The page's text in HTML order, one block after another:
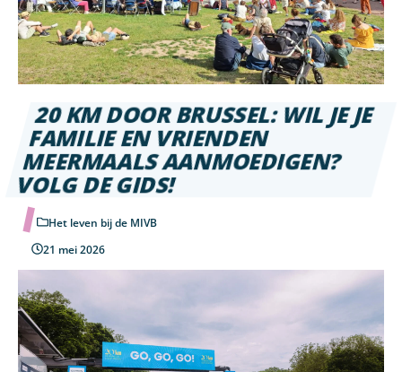
20 KM DOOR BRUSSEL: WIL JE JE
FAMILIE EN VRIENDEN
MEERMAALS AANMOEDIGEN?
VOLG DE GIDS!
Het leven bij de MIVB
21 mei 2026